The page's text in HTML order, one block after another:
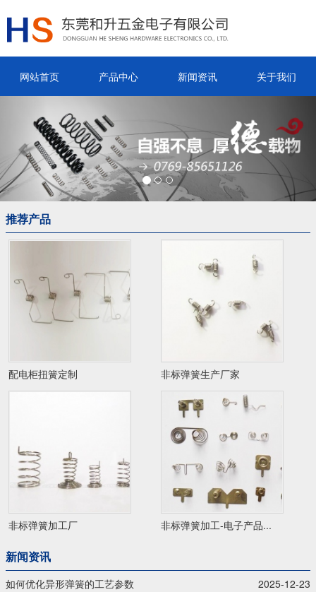
网站首页 产品中心 新闻资讯 关于我们
推荐产品
配电柜扭簧定制 非标弹簧生产厂家
非标弹簧加工厂 非标弹簧加工-电子产品...
新闻资讯
如何优化异形弹簧的工艺参数
2025-12-23